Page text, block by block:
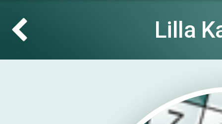
Lilla